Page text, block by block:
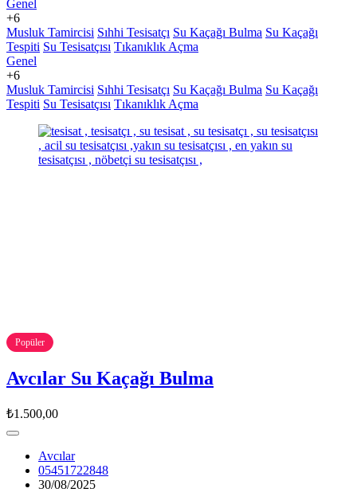
Genel
+6
Musluk Tamircisi Sıhhi Tesisatçı Su Kaçağı Bulma Su Kaçağı
Tespiti Su Tesisatçısı Tıkanıklık Açma
Genel
+6
Musluk Tamircisi Sıhhi Tesisatçı Su Kaçağı Bulma Su Kaçağı
Tespiti Su Tesisatçısı Tıkanıklık Açma
Popüler
Avcılar Su Kaçağı Bulma
₺1.500,00
Avcılar
05451722848
30/08/2025